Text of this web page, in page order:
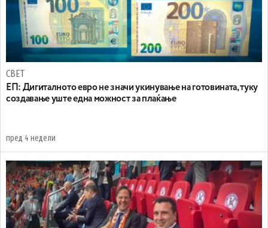
СВЕТ
ЕП: Дигиталното евро не значи укинување на готовината, туку
создавање уште една можност за плаќање
пред 4 недели